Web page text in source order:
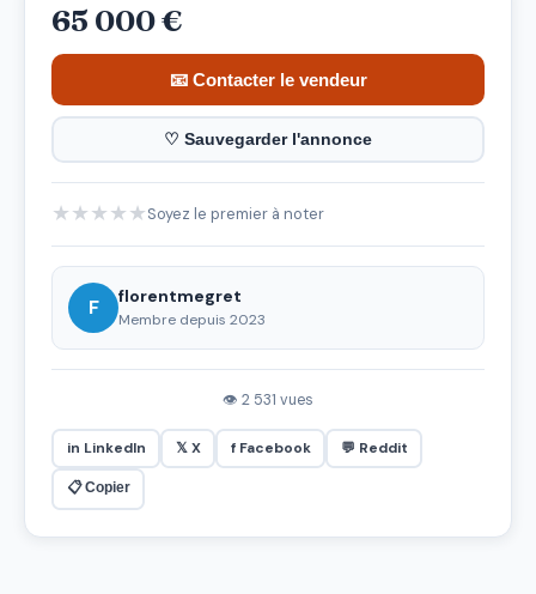
65 000 €
📧 Contacter le vendeur
♡ Sauvegarder l'annonce
★★★★★Soyez le premier à noter
F florentmegret
Membre depuis 2023
👁 2 531 vues
in LinkedIn 𝕏 X f Facebook 💬 Reddit
📋 Copier